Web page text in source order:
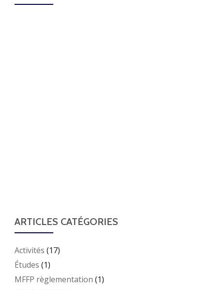
ARTICLES CATÉGORIES
Activités (17)
Études (1)
MFFP règlementation (1)